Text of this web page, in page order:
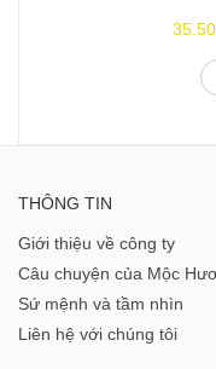
THÔNG TIN
Giới thiệu về công ty
Câu chuyện của Mộc
Sứ mệnh và tầm nhìn
Liên hệ với chúng tôi